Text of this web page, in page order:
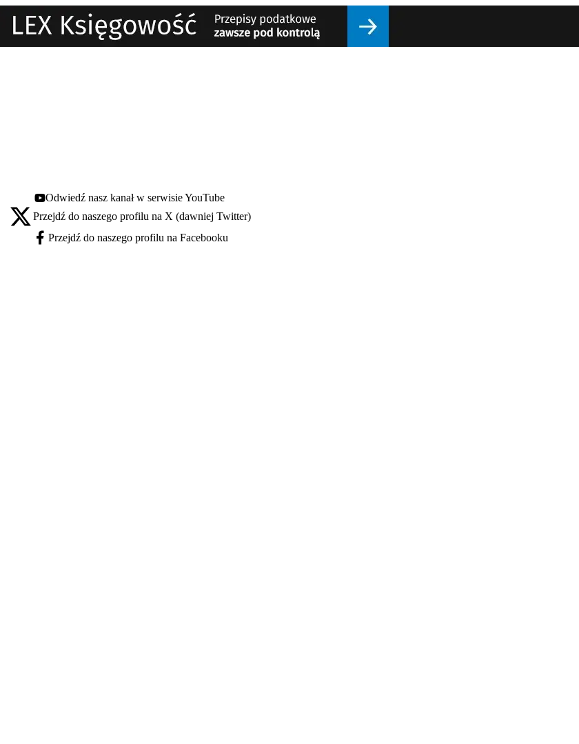
Youtube - otwiera się w nowej karcie
Odwiedź nasz kanał w serwisie YouTube
X - otwiera się w nowej karcie
Przejdź do naszego profilu na X (dawniej Twitter)
Facebook - otwiera się w nowej karcie
Przejdź do naszego profilu na Facebooku